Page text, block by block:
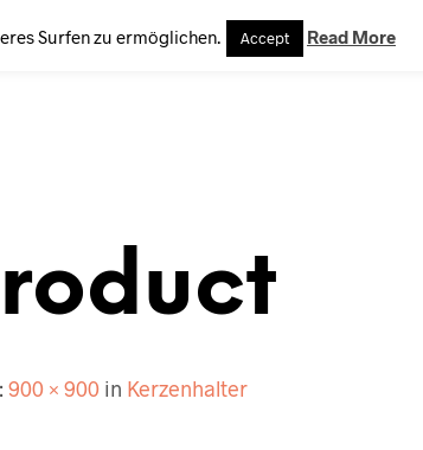
VERTRAG WIDERRUFEN
900 × 900 in Kerzenhalter
Surfen zu ermöglichen. Accept Read More